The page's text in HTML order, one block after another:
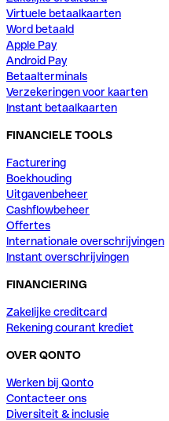
Virtuele betaalkaarten
Word betaald
Apple Pay
Android Pay
Betaalterminals
Verzekeringen voor kaarten
Instant betaalkaarten
FINANCIELE TOOLS
Facturering
Boekhouding
Uitgavenbeheer
Cashflowbeheer
Offertes
Internationale overschrijvingen
Instant overschrijvingen
FINANCIERING
Zakelijke creditcard
Rekening courant krediet
OVER QONTO
Werken bij Qonto
Contacteer ons
Diversiteit & inclusie